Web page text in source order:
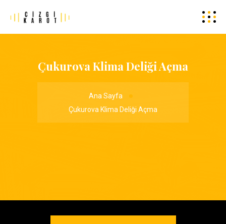
Çukurova Klima Deliği Açma
Ana Sayfa
Çukurova Klima Deliği Açma